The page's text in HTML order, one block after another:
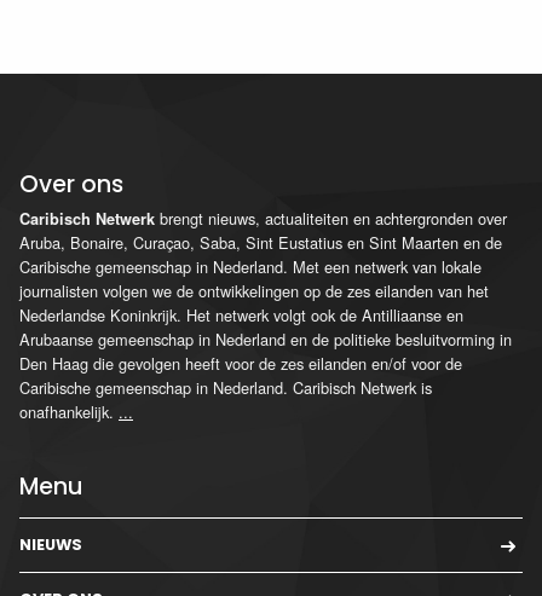
Over ons
Caribisch Netwerk brengt nieuws, actualiteiten en achtergronden over
Aruba, Bonaire, Curaçao, Saba, Sint Eustatius en Sint Maarten en de
Caribische gemeenschap in Nederland. Met een netwerk van lokale
journalisten volgen we de ontwikkelingen op de zes eilanden van het
Nederlandse Koninkrijk. Het netwerk volgt ook de Antilliaanse en
Arubaanse gemeenschap in Nederland en de politieke besluitvorming in
Den Haag die gevolgen heeft voor de zes eilanden en/of voor de
Caribische gemeenschap in Nederland. Caribisch Netwerk is
onafhankelijk. ...
Menu
NIEUWS